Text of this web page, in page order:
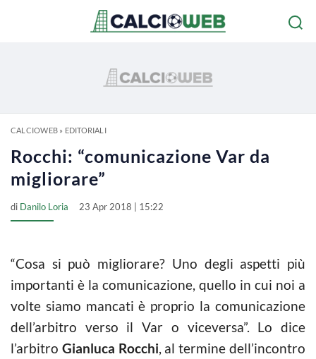
CALCIOWEB» EDITORIALI
Rocchi: “comunicazione Var da
migliorare”
di Danilo Loria 23 Apr 2018 | 15:22
“Cosa si può migliorare? Uno degli aspetti più
importanti è la comunicazione, quello in cui noi a
volte siamo mancati è proprio la comunicazione
dell’arbitro verso il Var o viceversa”. Lo dice
l’arbitro Gianluca Rocchi, al termine dell’incontro